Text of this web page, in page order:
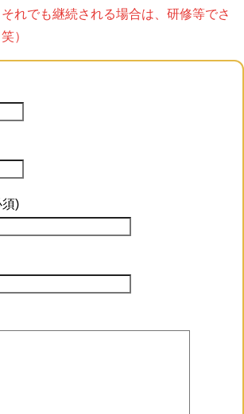
れでも継続される場合は、研修等でさ
）
須)